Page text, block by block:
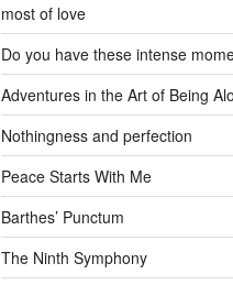
most of love
Do you have these intense
Adventures in the Art of Being
Nothingness and perfection
Peace Starts With Me
Barthes’ Punctum
The Ninth Symphony